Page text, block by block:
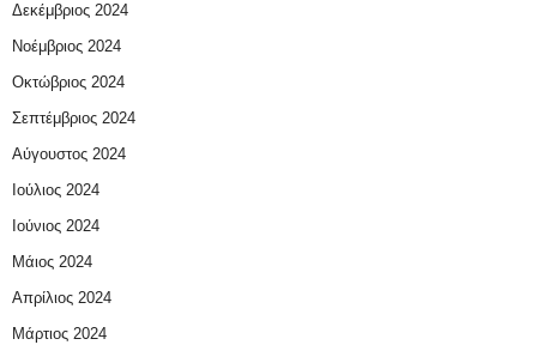
Δεκέμβριος 2024
Νοέμβριος 2024
Οκτώβριος 2024
Σεπτέμβριος 2024
Αύγουστος 2024
Ιούλιος 2024
Ιούνιος 2024
Μάιος 2024
Απρίλιος 2024
Μάρτιος 2024